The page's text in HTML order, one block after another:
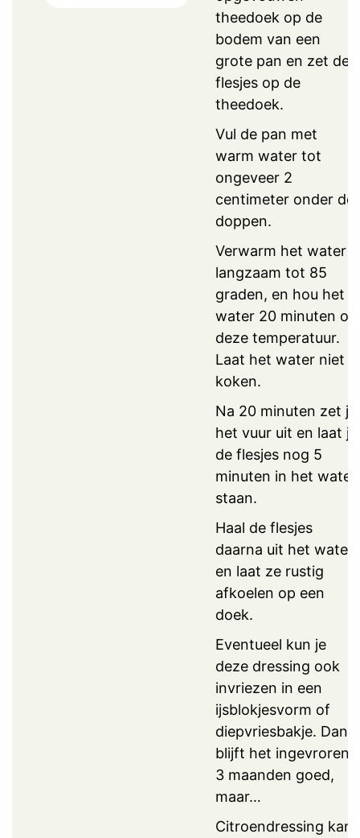
theedoek op de
bodem van een
grote pan en zet de
flesjes op de
theedoek.
Vul de pan met
warm water tot
ongeveer 2
centimeter onder de
doppen.
Verwarm het water
langzaam tot 85
graden, en hou het
water 20 minuten op
deze temperatuur.
Laat het water niet
koken.
Na 20 minuten zet je
het vuur uit en laat je
de flesjes nog 5
minuten in het water
staan.
Haal de flesjes
daarna uit het water
en laat ze rustig
afkoelen op een
doek.
Eventueel kun je
deze dressing ook
invriezen in een
ijsblokjesvorm of
diepvriesbakje. Dan
blijft het ingevroren
3 maanden goed,
maar…
Citroendressing kan